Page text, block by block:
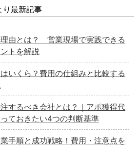
り最新記事
由とは？ 営業現場で実践できる
トを解説
いくら？費用の仕組みと比較する
するべき会社とは？｜アポ獲得代
ておきたい4つの判断基準
手順と成功戦略！費用・注意点を